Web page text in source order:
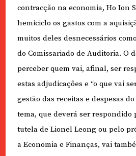
contracção na economia, Ho Ion
hemiciclo os gastos com a
muitos deles desnecessários
do Comissariado de Auditoria. O
perceber quem vai, afinal, ser
estas adjudicações e “o que vai
gestão das receitas e despesas
tema, que deverá ser respondido
tutela de Lionel Leong ou pelo
a Economia e Finanças, vai